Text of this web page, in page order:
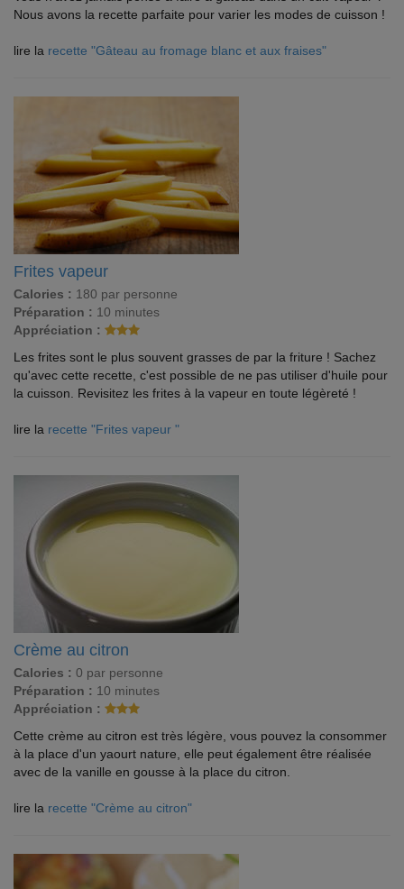
Nous avons la recette parfaite pour varier les modes de cuisson !
lire la recette "Gâteau au fromage blanc et aux fraises"
Frites vapeur
Calories : 180 par personne
Préparation : 10 minutes
Appréciation :
Les frites sont le plus souvent grasses de par la friture ! Sachez
qu'avec cette recette, c'est possible de ne pas utiliser d'huile pour
la cuisson. Revisitez les frites à la vapeur en toute légèreté !
lire la recette "Frites vapeur "
Crème au citron
Calories : 0 par personne
Préparation : 10 minutes
Appréciation :
Cette crème au citron est très légère, vous pouvez la consommer
à la place d'un yaourt nature, elle peut également être réalisée
avec de la vanille en gousse à la place du citron.
lire la recette "Crème au citron"